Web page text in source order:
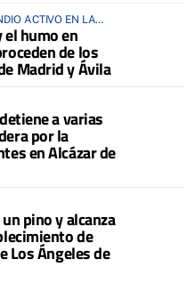
ACTIVO EN LA
el humo en
de los
Madrid y Ávila
a varias
por la
en Alcázar de
pino y alcanza
de
Los Ángeles de